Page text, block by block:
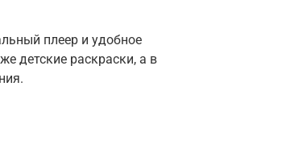
плеер и удобное
детские раскраски, а в